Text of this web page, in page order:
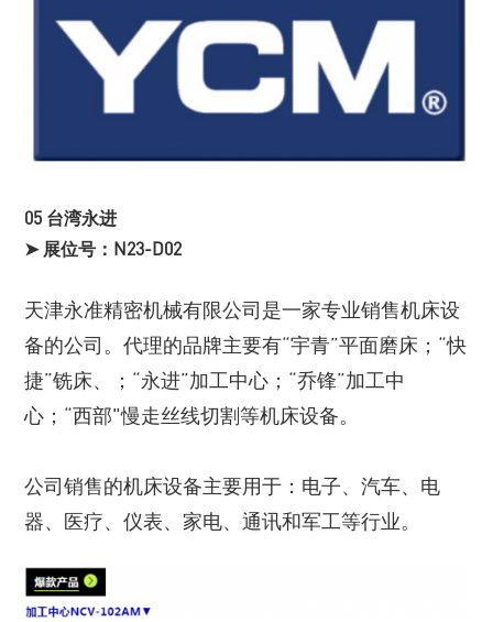
05 台湾永进
➤ 展位号：N23-D02
天津永准精密机械有限公司是一家专业销售机床设
备的公司。代理的品牌主要有“宇青”平面磨床；“快
捷”铣床、；“永进”加工中心；“乔锋”加工中
心；“西部"慢走丝线切割等机床设备。
公司销售的机床设备主要用于：电子、汽车、电
器、医疗、仪表、家电、通讯和军工等行业。